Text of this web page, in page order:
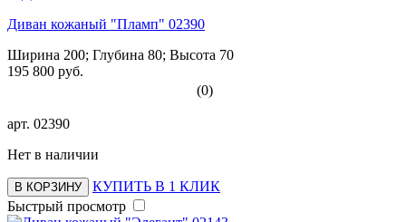
Диван кожаный "Пламп" 02390
Ширина 200; Глубина 80; Высота 70
195 800 руб.
(0)
арт. 02390
Нет в наличии
В КОРЗИНУ
КУПИТЬ В 1 КЛИК
Быстрый просмотр